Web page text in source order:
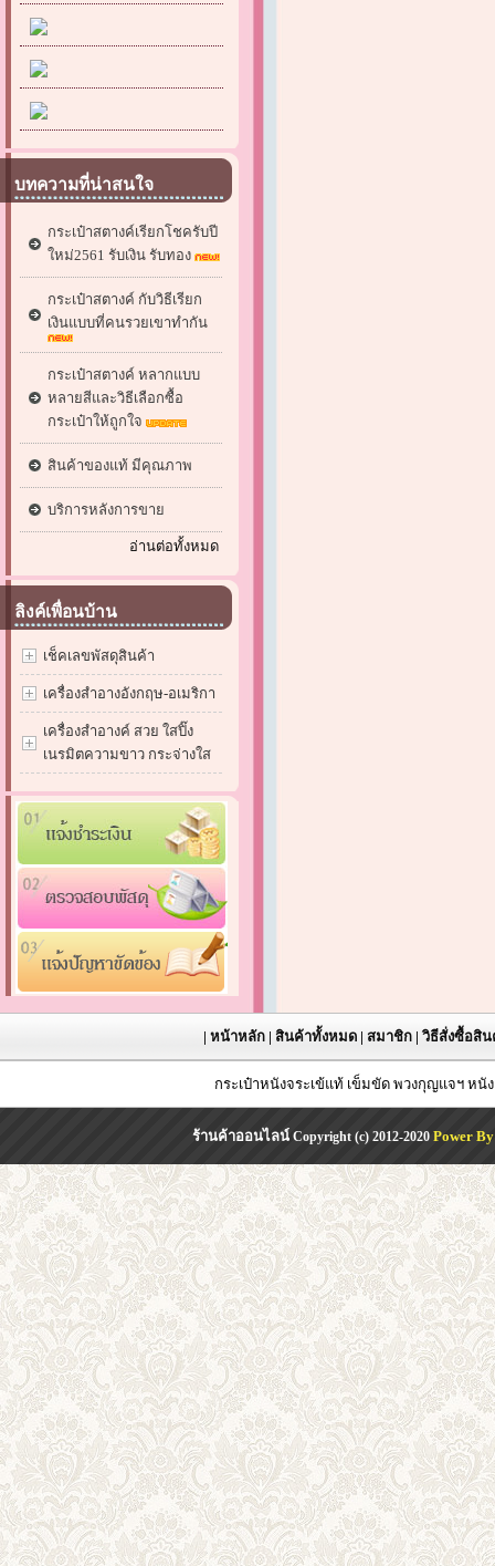
บทความที่น่าสนใจ
กระเป๋าสตางค์เรียกโชครับปี
ใหม่2561 รับเงิน รับทอง
กระเป๋าสตางค์ กับวิธีเรียก
เงินแบบที่คนรวยเขาทำกัน
กระเป๋าสตางค์ หลากแบบ
หลายสีและวิธีเลือกซื้อ
กระเป๋าให้ถูกใจ
สินค้าของแท้ มีคุณภาพ
บริการหลังการขาย
อ่านต่อทั้งหมด
ลิงค์เพื่อนบ้าน
เช็คเลขพัสดุสินค้า
เครื่องสำอางอังกฤษ-อเมริกา
เครื่องสำอางค์ สวย ใสปิ๊ง
เนรมิตความขาว กระจ่างใส
|หน้าหลัก |สินค้าทั้งหมด |สมาชิก |วิธีสั่งซื้อสิ
กระเป๋าหนังจระเข้แท้ เข็มขัด พวงกุญแจฯ หนัง
ร้านค้าออนไลน์ Copyright (c) 2012-2020Power